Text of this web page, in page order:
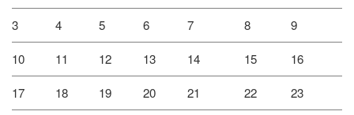
3 4 5 6 7 8 9
10 11 12 13 14 15 16
17 18 19 20 21 22 23